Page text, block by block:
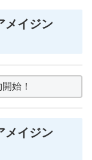
メイジン
始！
メイジン